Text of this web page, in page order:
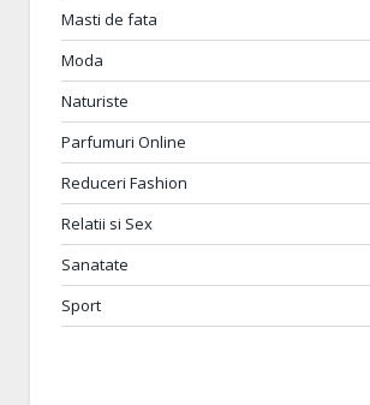
Masti de fata
Moda
Naturiste
Parfumuri Online
Reduceri Fashion
Relatii si Sex
Sanatate
Sport